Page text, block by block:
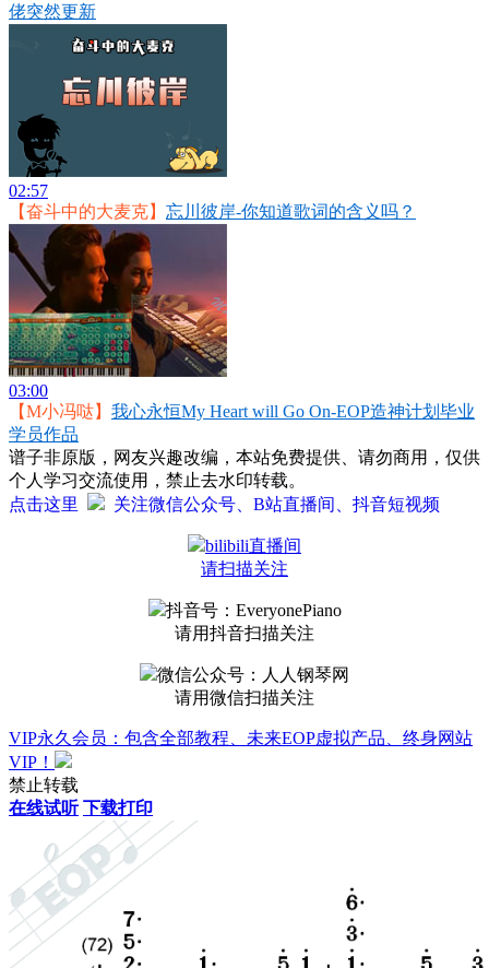
佬突然更新
02:57
【奋斗中的大麦克】 忘川彼岸-你知道歌词的含义吗？
03:00
【M小冯哒】 我心永恒My Heart will Go On-EOP造神计划毕业
学员作品
谱子非原版，网友兴趣改编，本站免费提供、请勿商用，仅供
个人学习交流使用，禁止去水印转载。
点击这里
关注微信公众号、B站直播间、抖音短视频
bilibili直播间
请扫描关注
抖音号：EveryonePiano
请用抖音扫描关注
微信公众号：人人钢琴网
请用微信扫描关注
VIP永久会员：包含全部教程、未来EOP虚拟产品、终身网站
VIP！
禁止转载
在线试听 下载打印